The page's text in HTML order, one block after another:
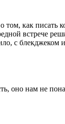
том, как писать
встрече
с блекджеком
оно нам не